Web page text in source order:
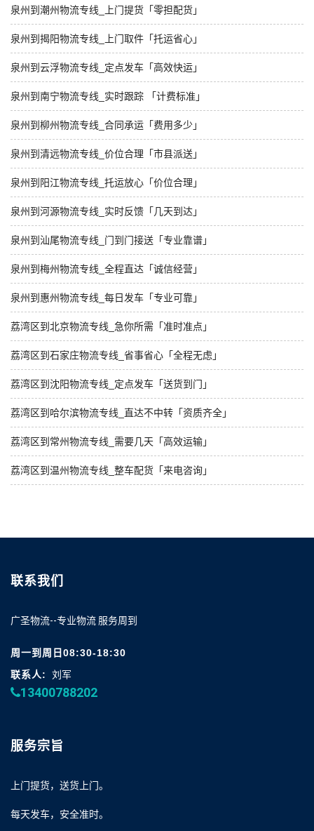
泉州到潮州物流专线_上门提货「零担配货」
泉州到揭阳物流专线_上门取件「托运省心」
泉州到云浮物流专线_定点发车「高效快运」
泉州到南宁物流专线_实时跟踪 「计费标准」
泉州到柳州物流专线_合同承运「费用多少」
泉州到清远物流专线_价位合理「市县派送」
泉州到阳江物流专线_托运放心「价位合理」
泉州到河源物流专线_实时反馈「几天到达」
泉州到汕尾物流专线_门到门接送「专业靠谱」
泉州到梅州物流专线_全程直达「诚信经营」
泉州到惠州物流专线_每日发车「专业可靠」
荔湾区到北京物流专线_急你所需「准时准点」
荔湾区到石家庄物流专线_省事省心「全程无虑」
荔湾区到沈阳物流专线_定点发车「送货到门」
荔湾区到哈尔滨物流专线_直达不中转「资质齐全」
荔湾区到常州物流专线_需要几天「高效运输」
荔湾区到温州物流专线_整车配货「来电咨询」
联系我们
广圣物流--专业物流 服务周到
周一到周日08:30-18:30
联系人:
刘军
13400788202
服务宗旨
上门提货，送货上门。
每天发车，安全准时。